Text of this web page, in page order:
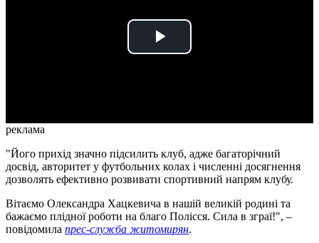
Play
реклама
"Його прихід значно підсилить клуб, адже багаторічний
досвід, авторитет у футбольних колах і численні досягнення
дозволять ефективно розвивати спортивний напрям клубу.
Вітаємо Олександра Хацкевича в нашій великій родині та
бажаємо плідної роботи на благо Полісся. Сила в зграї!", –
повідомила прес-служба житомирян.